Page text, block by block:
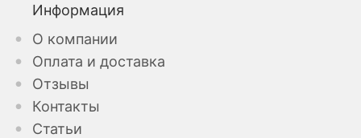
Информация
О компании
Оплата и доставка
Отзывы
Контакты
Статьи